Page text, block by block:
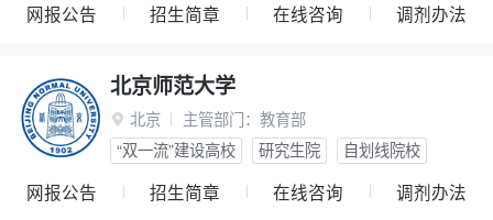
网报公告 招生简章 在线咨询 调剂办法
北京师范大学
 北京 主管部门： 教育部
“双一流”建设高校
研究生院 自划线院校
网报公告 招生简章 在线咨询 调剂办法